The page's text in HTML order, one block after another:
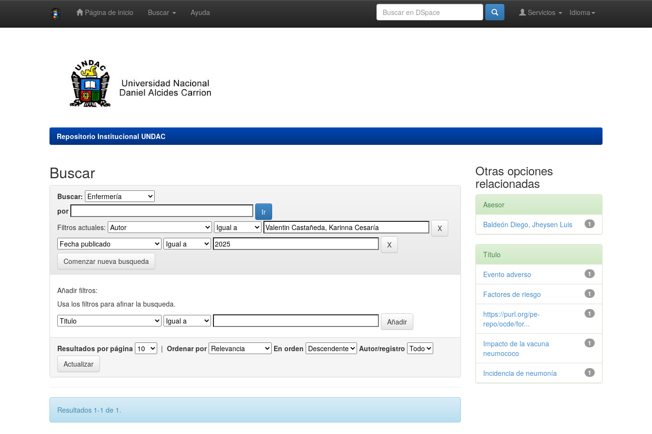
Página de inicio Buscar Ayuda Idioma
Servicios
Repositorio Institucional UNDAC
Buscar
Buscar:
por
Filtros actuales:
Comenzar nueva busqueda
Añadir filtros:
Usa los filtros para afinar la busqueda.
Resultados por página | Ordenar por En orden Autor/registro
Resultados 1-1 de 1.
Otras opciones
relacionadas
Asesor
1
Baldeón Diego, Jheysen Luis
Título
1
Evento adverso
1
Factores de riesgo
1
https://purl.org/pe-
repo/ocde/for...
1
Impacto de la vacuna
neumococo
1
Incidencia de neumonía